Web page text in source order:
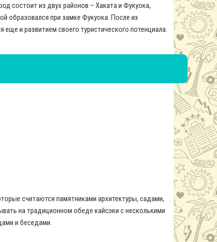
состоит из двух районов – Хаката и Фукуока,
образовался при замке Фукуока. После их
и развитием своего туристического потенциала.
считаются памятниками архитектуры, садами,
на традиционном обеде кайсэки с несколькими
и беседами.